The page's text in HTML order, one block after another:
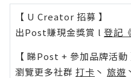
【 U Creator 招募 】
出Post賺現金獎賞 l 登記
【 睇Post + 參加品牌活動
瀏覽更多社群 打卡 丶 旅遊